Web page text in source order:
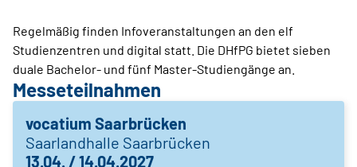
Regelmäßig finden Infoveranstaltungen an den elf
Studienzentren und digital statt. Die DHfPG bietet sieben
duale Bachelor- und fünf Master-Studiengänge an.
Messeteilnahmen
vocatium Saarbrücken
Saarlandhalle Saarbrücken
13.04. / 14.04.2027